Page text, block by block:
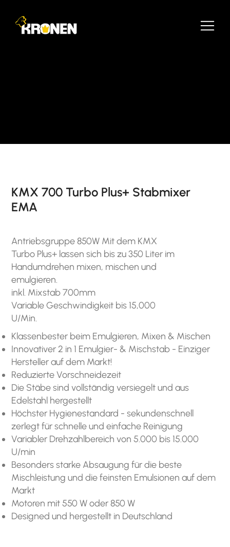
KMX 700 Turbo Plus+ Stabmixer
EMA
Antriebsgruppe 850W Mit dem KMX
Turbo Plus+ lassen sich bis zu 350 Liter im
Handumdrehen mixen, mischen und
emulgieren.
inkl. Mixstab 700mm
Variable Geschwindigkeit bis 15,000
U/Min.
Klassenbester beim Emulgieren, Mixen & Mischen
Innovativer 2 in 1 Emulgier- & Mischstab - Einziger
Hersteller auf dem Markt!
Reduzierte Vorschneidezeit
Die Stäbe sind vollständig versiegelt und aus
Edelstahl hergestellt
Höchster Hygienestandard - sekundenschnell
zerlegt für schnelle und einfache Reinigung
Variabler Drehzahlbereich von 5.000 bis 15.000
U/min
Besonders starke Absaugung für die beste
Mischleistung und die feinsten Emulsionen auf dem
Markt
Motoren mit 550 W oder 850 W
Designed und hergestellt in Deutschland